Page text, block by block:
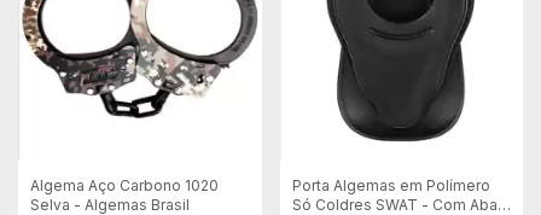
Algema Aço Carbono 1020
Selva - Algemas Brasil
Porta Algemas em Polímero
Só Coldres SWAT - Com Aba